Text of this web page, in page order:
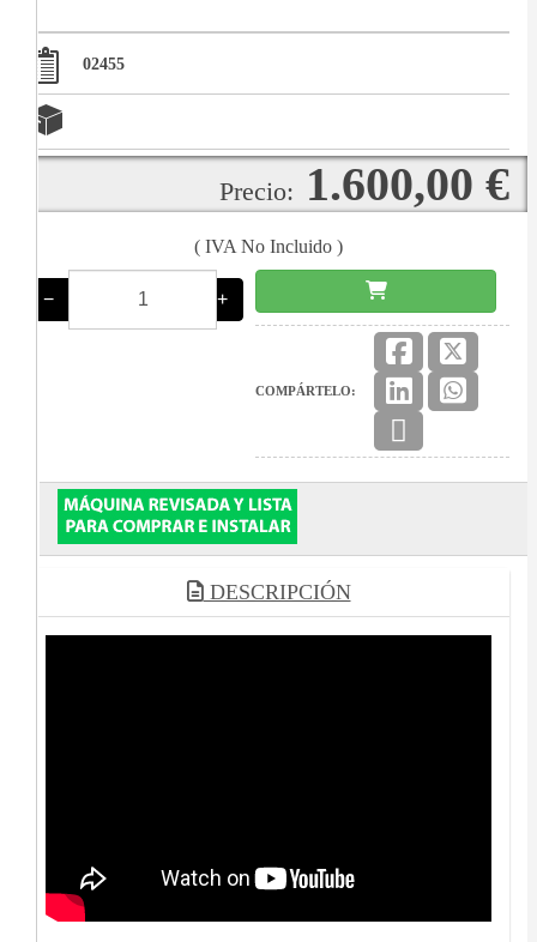
02455
Precio: 1.600,00 €
( IVA No Incluido )
− +
COMPÁRTELO:
DESCRIPCIÓN